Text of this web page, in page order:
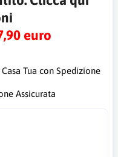
euro
Tua con Spedizione
Assicurata